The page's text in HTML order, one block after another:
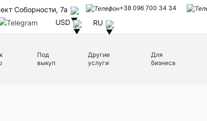
Соборности, 7а +38 096 700 34 34
USD RU
Под
выкуп
Другие
услуги
Для
бизнеса